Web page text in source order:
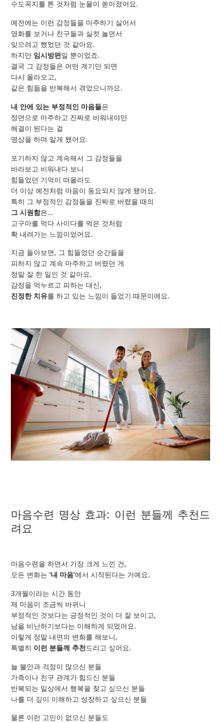
수도꼭지를 튼 것처럼 눈물이 쏟아졌어요.
예전에는 이런 감정들을 마주하기 싫어서
영화를 보거나 친구들과 실컷 놀면서
잊으려고 했었던 것 같아요.
하지만 임시방편일 뿐이었죠.
결국 그 감정들은 어떤 계기만 되면
다시 올라오고,
같은 힘듦을 반복해서 겪었으니까요.
내 안에 있는 부정적인 마음들은
정면으로 마주하고 진짜로 비워내야만
해결이 된다는 걸
명상을 하며 알게 됐어요.
포기하지 않고 계속해서 그 감정들을
바라보고 비워내다 보니
힘들었던 기억이 떠올라도
더 이상 예전처럼 마음이 동요되지 않게 됐어요.
특히 그 부정적인 감정들을 진짜로 버렸을 때의
그 시원함은…
고구마를 먹다 사이다를 먹은 것처럼
확 내려가는 느낌이었어요.
지금 돌아보면, 그 힘들었던 순간들을
피하지 않고 계속 마주하고 버렸던 게
정말 잘 한 일인 것 같아요.
감정을 억누르고 피하는 대신,
진정한 치유를 하고 있는 느낌이 들었기 때문이에요.
마음수련 명상 효과: 이런 분들께 추천드
려요
마음수련을 하면서 가장 크게 느낀 건,
모든 변화는‘내 마음’에서 시작된다는 거예요.
3개월이라는 시간 동안
제 마음이 조금씩 바뀌니
부정적인 것보다는 긍정적인 것이 더 잘 보이고,
남을 비난하기보다는 이해하게 되었어요.
이렇게 정말 내면의 변화를 해보니,
특별히 이런 분들께 추천드리고 싶어요.
늘 불안과 걱정이 많으신 분들
가족이나 친구 관계가 힘드신 분들
반복되는 일상에서 행복을 찾고 싶으신 분들
나를 더 깊이 이해하고 성장하고 싶으신 분들
물론 이런 고민이 없으신 분들도